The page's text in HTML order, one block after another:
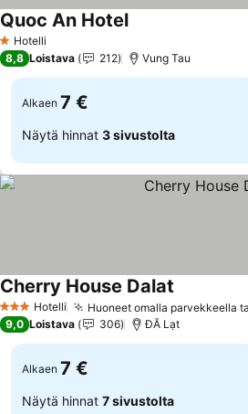
1 Tähtiluokitus
Hotelli
Quoc An Hotel
8,8 Loistava 212 Vung Tau
Alkaen 7 €
Näytä hinnat 3 sivustolta
3 Tähtiluokitus
Hotelli Huoneet omalla parvekkeella
Cherry House Dalat
9,0 Loistava 306 ĐĂ Lạt
Alkaen 7 €
Näytä hinnat 7 sivustolta